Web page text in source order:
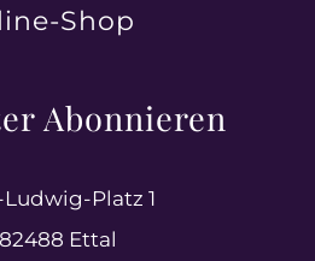
Shop
Abonnieren
Ludwig-Platz 1
Ettal